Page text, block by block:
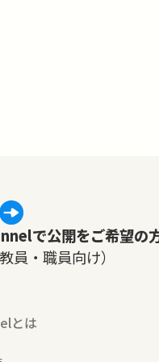
で公開をご希望の
員・職員向け）
とは